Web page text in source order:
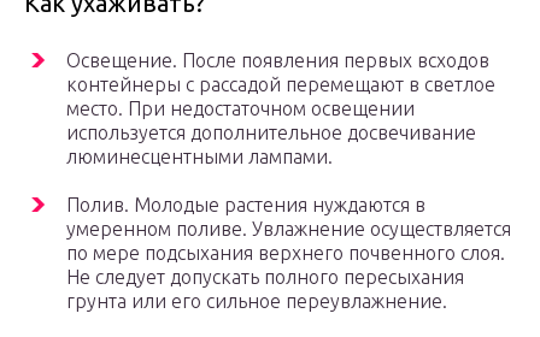
Освещение. После появления первых всходов
контейнеры с рассадой перемещают в светлое
место. При недостаточном освещении
используется дополнительное досвечивание
люминесцентными лампами.
Полив. Молодые растения нуждаются в
умеренном поливе. Увлажнение осуществляется
по мере подсыхания верхнего почвенного слоя.
Не следует допускать полного пересыхания
грунта или его сильное переувлажнение.